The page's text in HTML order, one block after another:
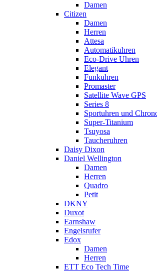
Damen
Citizen
Damen
Herren
Attesa
Automatikuhren
Eco-Drive Uhren
Elegant
Funkuhren
Promaster
Satellite Wave GPS
Series 8
Sportuhren und
Super-Titanium
Tsuyosa
Taucheruhren
Daisy Dixon
Daniel Wellington
Damen
Herren
Quadro
Petit
DKNY
Duxot
Earnshaw
Engelsrufer
Edox
Damen
Herren
ETT Eco Tech Time